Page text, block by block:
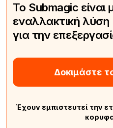
Το Submagic είναι
εναλλακτική λύση
για την
Δοκιμάστε
Έχουν εμπιστευτεί την